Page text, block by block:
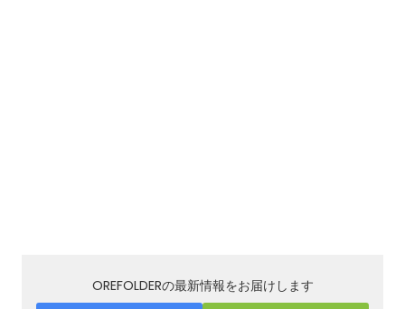
OREFOLDERの最新情報をお届けします